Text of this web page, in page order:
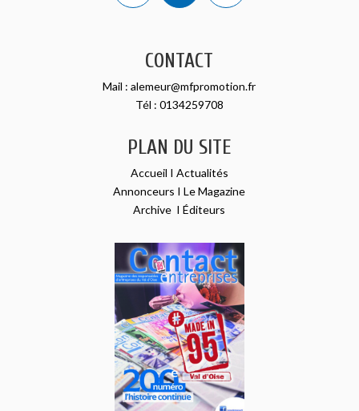
CONTACT
Mail :alemeur@mfpromotion.fr
Tél : 0134259708
PLAN DU SITE
Accueil I Actualités
Annonceurs ILe Magazine
Archive IÉditeurs